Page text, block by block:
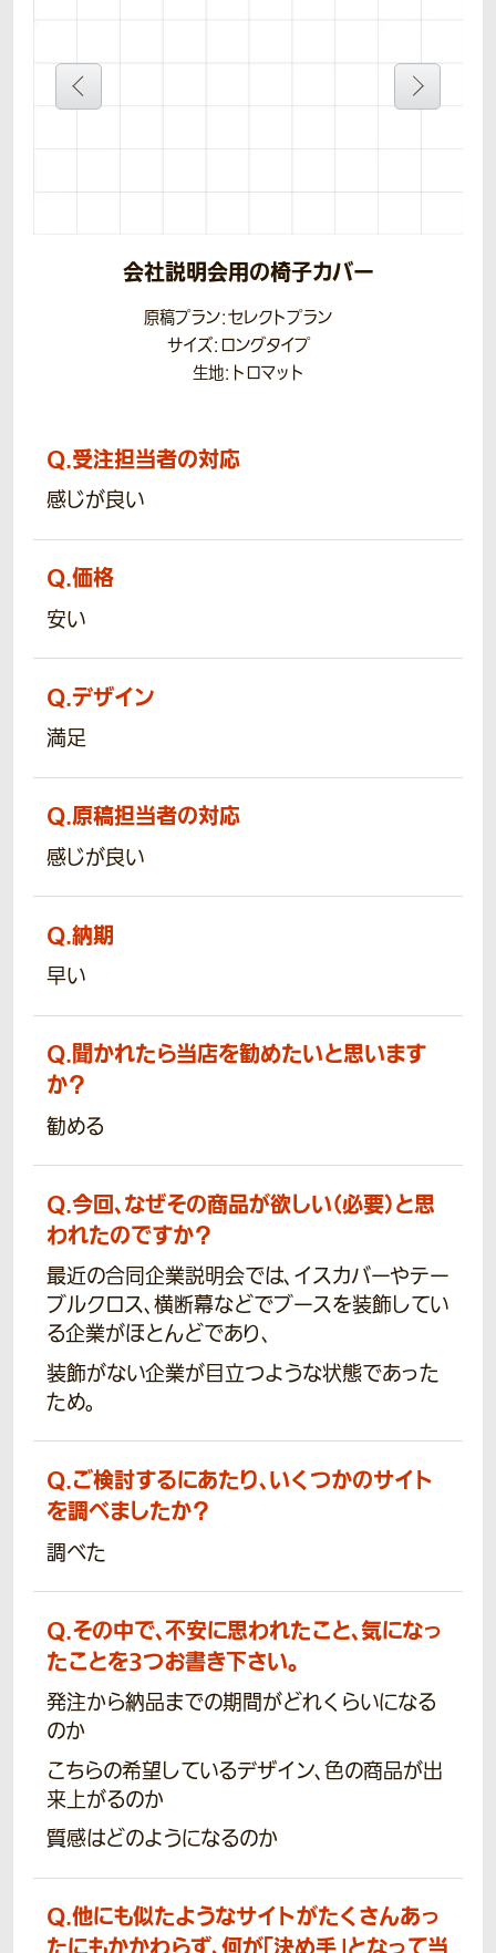
会社説明会用の椅子カバー
原稿プラン：セレクトプラン
サイズ：ロングタイプ
生地：トロマット
Q.受注担当者の対応
感じが良い
Q.価格
安い
Q.デザイン
満足
Q.原稿担当者の対応
感じが良い
Q.納期
早い
Q.聞かれたら当店を勧めたいと思います
か？
勧める
Q.今回、なぜその商品が欲しい（必要）と思
われたのですか？
最近の合同企業説明会では、イスカバーやテー
ブルクロス、横断幕などでブースを装飾してい
る企業がほとんどであり、
装飾がない企業が目立つような状態であった
ため。
Q.ご検討するにあたり、いくつかのサイト
を調べましたか？
調べた
Q.その中で、不安に思われたこと、気になっ
たことを3つお書き下さい。
発注から納品までの期間がどれくらいになる
のか
こちらの希望しているデザイン、色の商品が出
来上がるのか
質感はどのようになるのか
Q.他にも似たようなサイトがたくさんあっ